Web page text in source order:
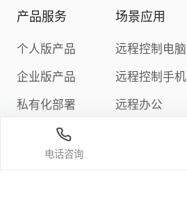
产品服务
个人版产品
企业版产品
私有化部署
下载中心
定价与购买
场景应用
远程控制电脑
远程控制手机
远程办公
电话咨询